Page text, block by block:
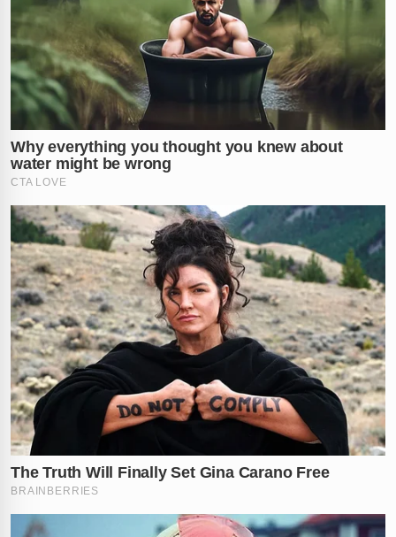
pic.twitter.com/6aBlsHrc1L
— Duala (@duallac) March 20, 2026
Xand e Wesley achando que iam ser as estrelas
da noite… Natanzinho foi lá e disse: como é,
amigos? Kkkkkkkkkkkk
pic.twitter.com/mTjNzafcT2
— SERTANEJO NA NET (@sertanejonanet)March
19, 2026